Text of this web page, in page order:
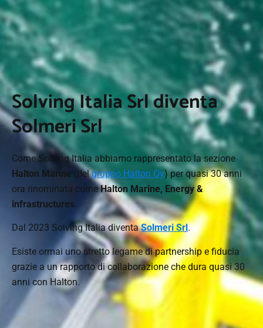
Solving Italia Srl diventa
Solmeri Srl
Come Solving Italia abbiamo rappresentato la sezione
Halton Marine (delgruppo Halton Oy) per quasi 30 anni
ora rinominata comeHalton Marine, Energy &
infrastructures.
Dal 2023 Solving Italia diventaSolmeri Srl.
Esiste ormai uno stretto legame di partnership e fiducia
grazie a un rapporto di collaborazione che dura quasi 30
anni con Halton.